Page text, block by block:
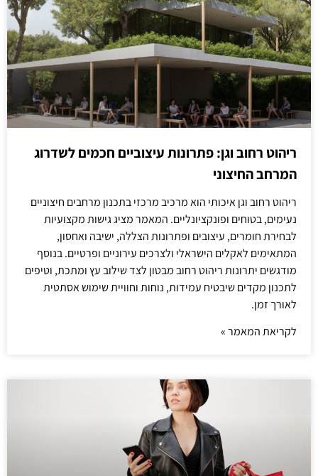
ריהוט רחוב וגן: פתרונות עיצוביים חכמים לשדרוג
המרחב החיצוני
ריהוט רחוב וגן איכותי הוא מרכיב מרכזי בתכנון מרחבים חיצוניים
נעימים, בטוחים ופונקציונליים. המאמר מציג גישות מקצועיות
לבחירת חומרים, עיצובים ופתרונות הצללה, ישיבה ואחסון,
המתאימים לאקלים הישראלי ולצרכים עירוניים ופרטיים. בנוסף
מודגשים יתרונות ריהוט רחוב מבטון לצד שילוב עץ ומתכת, וטיפים
לתכנון מקדים שיבטיח עמידות, נוחות וחוויית שימוש אסתטית
לאורך זמן.
לקריאת המאמר »